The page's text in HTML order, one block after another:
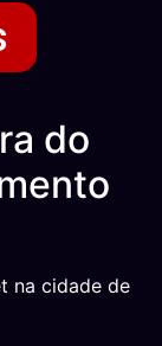
do
na cidade de